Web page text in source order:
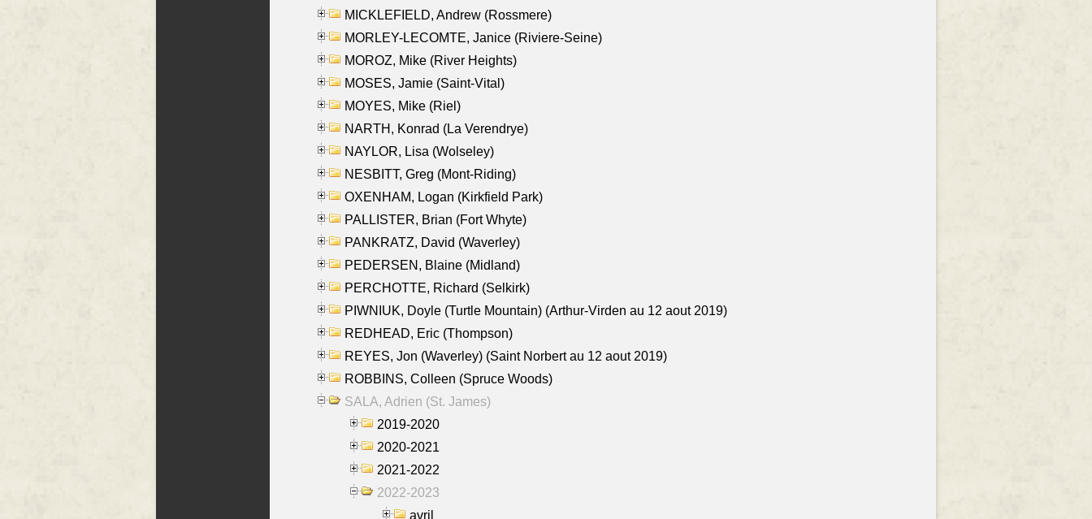
MICKLEFIELD, Andrew (Rossmere)
MORLEY-LECOMTE, Janice (Riviere-Seine)
MOROZ, Mike (River Heights)
MOSES, Jamie (Saint-Vital)
MOYES, Mike (Riel)
NARTH, Konrad (La Verendrye)
NAYLOR, Lisa (Wolseley)
NESBITT, Greg (Mont-Riding)
OXENHAM, Logan (Kirkfield Park)
PALLISTER, Brian (Fort Whyte)
PANKRATZ, David (Waverley)
PEDERSEN, Blaine (Midland)
PERCHOTTE, Richard (Selkirk)
PIWNIUK, Doyle (Turtle Mountain) (Arthur-Virden au 12 aout 2019)
REDHEAD, Eric (Thompson)
REYES, Jon (Waverley) (Saint Norbert au 12 aout 2019)
ROBBINS, Colleen (Spruce Woods)
SALA, Adrien (St. James)
2019-2020
2020-2021
2021-2022
2022-2023
avril